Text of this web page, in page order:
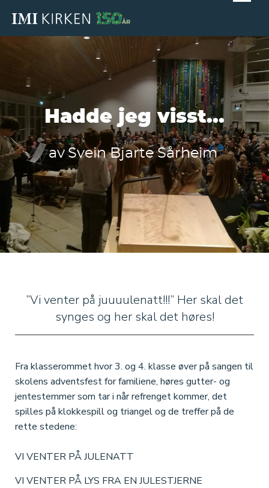
Hadde jeg visst...
avSvein Bjarte Sårheim
”Vi venter på juuuulenatt!!!” Her skal det
synges og her skal det høres!
Fra klasserommet hvor 3. og 4. klasse øver på sangen til
skolens adventsfest for familiene, høres gutter- og
jentestemmer som tar i når refrenget kommer, det
spilles på klokkespill og triangel og de treffer på de
rette stedene:
VI VENTER PÅ JULENATT
VI VENTER PÅ LYS FRA EN JULESTJERNE